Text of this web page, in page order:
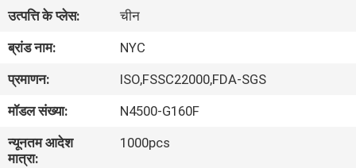
हमारे
बारे
में
कारखाना
भ्रमण
उत्पत्ति के प्लेस:
चीन
ब्रांड नाम:
NYC
प्रमाणन:
ISO,FSSC22000,FDA-SGS
मॉडल संख्या:
N4500-G160F
न्यूनतम आदेश
मात्रा:
1000pcs